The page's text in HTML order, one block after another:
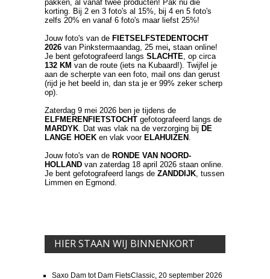
pakken, al vanaf twee producten! Pak nu die
korting. Bij 2 en 3 foto's al 15%, bij 4 en 5 foto's
zelfs 20% en vanaf 6 foto's maar liefst 25%!
Jouw foto's van de FIETSELFSTEDENTOCHT
2026 van Pinkstermaandag, 25 mei, staan online!
Je bent gefotografeerd langs SLACHTE, op circa
132 KM van de route (iets na Kubaard!). Twijfel je
aan de scherpte van een foto, mail ons dan gerust
(rijd je het beeld in, dan sta je er 99% zeker scherp
op).
Zaterdag 9 mei 2026 ben je tijdens de
ELFMERENFIETSTOCHT gefotografeerd langs de
MARDYK. Dat was vlak na de verzorging bij DE
LANGE HOEK en vlak voor ELAHUIZEN .
Jouw foto's van de RONDE VAN NOORD-
HOLLAND van zaterdag 18 april 2026 staan online.
Je bent gefotografeerd langs de ZANDDIJK, tussen
Limmen en Egmond.
HIER STAAN WIJ BINNENKORT
Saxo Dam tot Dam FietsClassic, 20 september 2026